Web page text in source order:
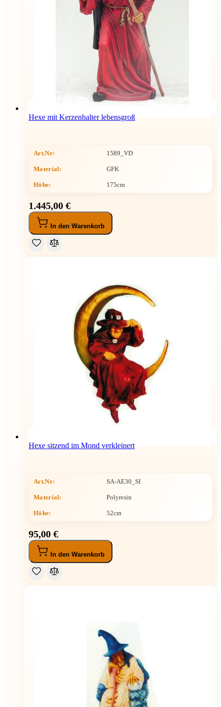
Hexe mit Kerzenhalter lebensgroß
Art.Nr: 1589_VD
Material: GFK
Höhe: 175cm
1.445,00 €
In den Warenkorb
Hexe sitzend im Mond verkleinert
Art.Nr: SA-AE30_SI
Material: Polyresin
Höhe: 52cm
95,00 €
In den Warenkorb